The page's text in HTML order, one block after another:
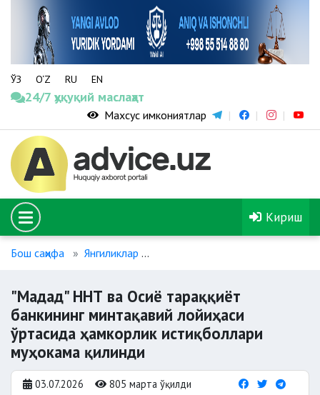
ЎЗ O‘Z RU EN
24/7 ҳуқуқий маслаҳат
Махсус имкониятлар
Кириш
Бош саҳифа Янгиликлар
"Мадад" ННТ ва Осиё тараққиёт
банкининг минтақавий лойиҳаси
ўртасида ҳамкорлик истиқболлари
муҳокама қилинди
03.07.2026 805 марта ўқилди